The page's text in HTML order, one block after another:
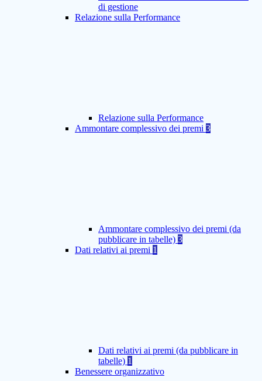
di gestione
Relazione sulla Performance
Relazione sulla Performance
Ammontare complessivo dei premi 3
Ammontare complessivo dei premi (da
pubblicare in tabelle) 3
Dati relativi ai premi 1
Dati relativi ai premi (da pubblicare in
tabelle) 1
Benessere organizzativo